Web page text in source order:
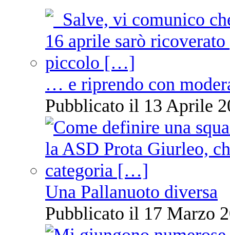
… e riprendo con
Pubblicato il 13 Aprile
Una Pallanuoto diversa
Pubblicato il 17 Marzo